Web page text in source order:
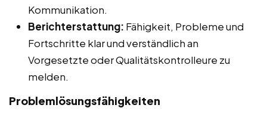
Kommunikation.
Berichterstattung: Fähigkeit, Probleme und
Fortschritte klar und verständlich an
Vorgesetzte oder Qualitätskontrolleure zu
melden.
Problemlösungsfähigkeiten